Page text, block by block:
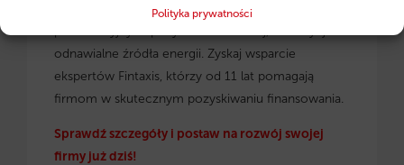
Polityka prywatności
przedsiębiorców– dowiedz się, jak skorzystać z
odnawialne źródła energii. Zyskaj wsparcie
ekspertów Fintaxis, którzy od 11 lat pomagają
firmom w skutecznym pozyskiwaniu finansowania.
Sprawdź szczegóły i postaw na rozwój swojej
firmy już dziś!